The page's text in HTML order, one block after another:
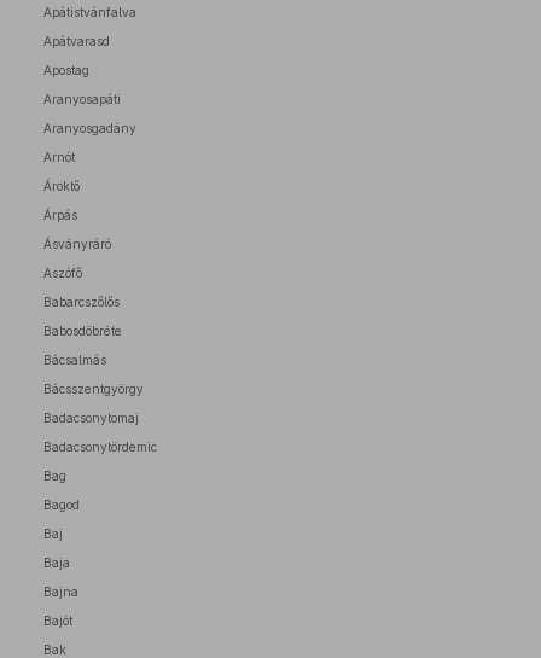
Apátistvánfalva
Apátvarasd
Apostag
Aranyosapáti
Aranyosgadány
Arnót
Ároktő
Árpás
Ásványráró
Aszófő
Babarcszőlős
Babosdöbréte
Bácsalmás
Bácsszentgyörgy
Badacsonytomaj
Badacsonytördemic
Bag
Bagod
Baj
Baja
Bajna
Bajót
Bak